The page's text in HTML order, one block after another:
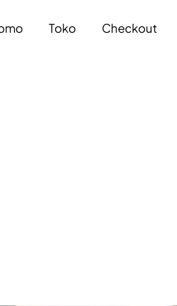
Toko Checkout